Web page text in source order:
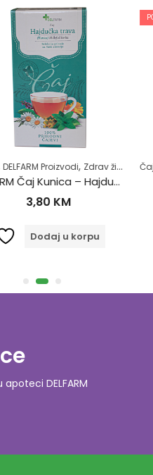
Proizvodi,Zdrav život
DELFARM Čaj Kunica – Hajdučka trava 50g
3,80KM
Dodaj u korpu
DELFARM